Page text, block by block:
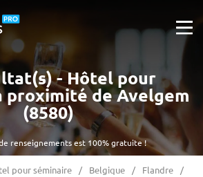
renseignements est 100% gratuite !
- Hôtel pour
proximité de Avelgem
(8580)
pour séminaire Belgique
Flandre